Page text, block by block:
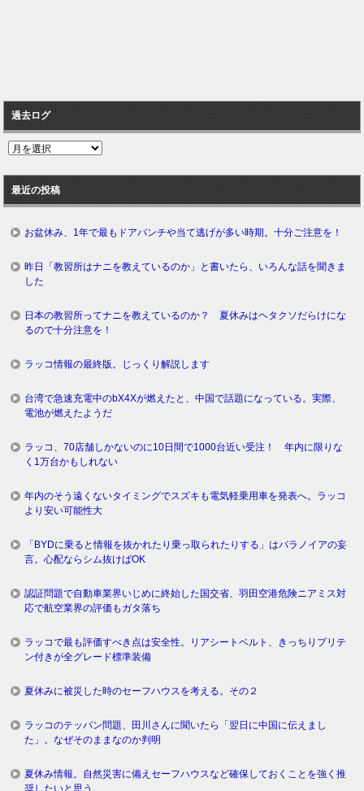
過去ログ
過
ロ
グ
最近の投稿
お盆休み、1年で最もドアパンチや当て逃げが多い時期。十分ご注意を！
昨日「教習所はナニを教えているのか」と書いたら、いろんな話を聞きま
した
日本の教習所ってナニを教えているのか？ 夏休みはヘタクソだらけにな
るので十分注意を！
ラッコ情報の最終版。じっくり解説します
台湾で急速充電中のbX4Xが燃えたと、中国で話題になっている。実際、
電池が燃えたようだ
ラッコ、70店舗しかないのに10日間で1000台近い受注！ 年内に限りな
く1万台かもしれない
年内のそう遠くないタイミングでスズキも電気軽乗用車を発表へ。ラッコ
より安い可能性大
「BYDに乗ると情報を抜かれたり乗っ取られたりする」はパラノイアの妄
言。心配ならシム抜けばOK
認証問題で自動車業界いじめに終始した国交省、羽田空港危険ニアミス対
応で航空業界の評価もガタ落ち
ラッコで最も評価すべき点は安全性。リアシートベルト、きっちりプリテ
ン付きが全グレード標準装備
夏休みに被災した時のセーフハウスを考える。その２
ラッコのテッパン問題、田川さんに聞いたら「翌日に中国に伝えまし
た」。なぜそのままなのか判明
夏休み情報。自然災害に備えセーフハウスなど確保しておくことを強く推
奨したいと思う